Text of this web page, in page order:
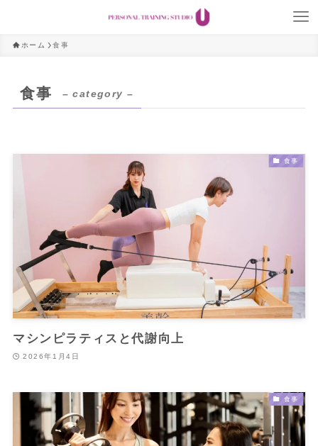
ホーム 食事
食事 – category –
食事
マシンピラティスと代謝向上
2026年1月4日
食事